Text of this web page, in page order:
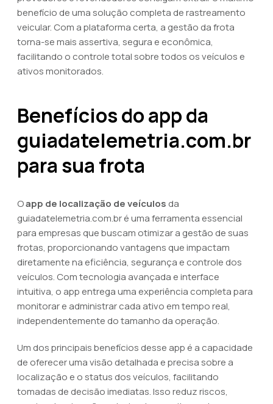
benefício de uma solução completa de rastreamento
veicular. Com a plataforma certa, a gestão da frota
torna-se mais assertiva, segura e econômica,
facilitando o controle total sobre todos os veículos e
ativos monitorados.
Benefícios do app da
guiadatelemetria.com.br
para sua frota
Oapp de localização de veículos da
guiadatelemetria.com.br é uma ferramenta essencial
para empresas que buscam otimizar a gestão de suas
frotas, proporcionando vantagens que impactam
diretamente na eficiência, segurança e controle dos
veículos. Com tecnologia avançada e interface
intuitiva, o app entrega uma experiência completa para
monitorar e administrar cada ativo em tempo real,
independentemente do tamanho da operação.
Um dos principais benefícios desse app é a capacidade
de oferecer uma visão detalhada e precisa sobre a
localização e o status dos veículos, facilitando
tomadas de decisão imediatas. Isso reduz riscos,